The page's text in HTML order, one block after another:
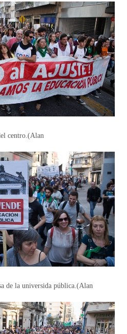
centro.(Alan
de la universida pública.(Alan